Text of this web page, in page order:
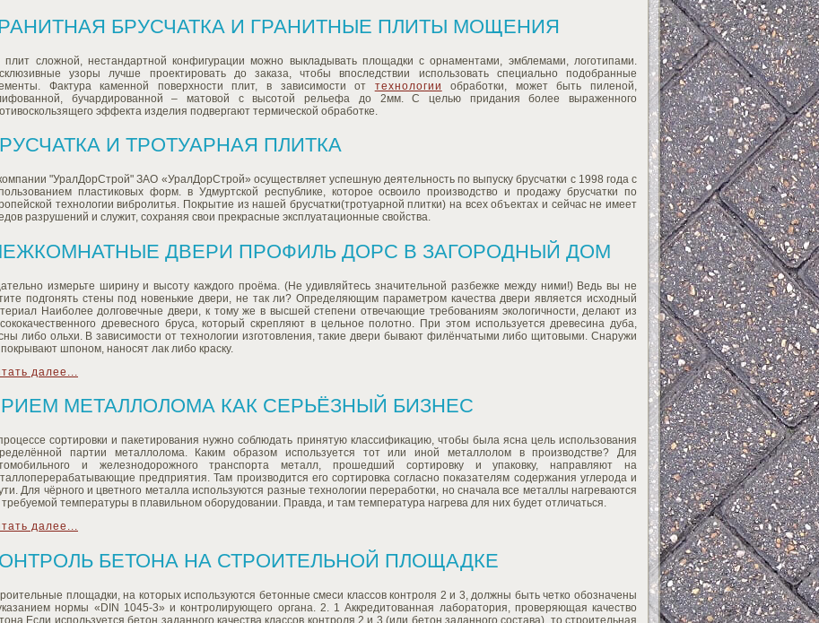
БРУСЧАТКА И ГРАНИТНЫЕ ПЛИТЫ МОЩЕНИЯ
плит сложной, нестандартной конфигурации можно выкладывать площадки с орнаментами, эмблемами, логотипами.
узоры лучше проектировать до заказа, чтобы впоследствии использовать специально подобранные
Фактура каменной поверхности плит, в зависимости от технологии
обработки, может быть пиленой,
бучардированной – матовой с высотой рельефа до 2мм. С целью придания более выраженного
эффекта изделия подвергают термической обработке.
И ТРОТУАРНАЯ ПЛИТКА
"УралДорСтрой" ЗАО «УралДорСтрой» осуществляет успешную деятельность по выпуску брусчатки с 1998 года с
пластиковых форм. в Удмуртской республике, которое освоило производство и продажу брусчатки по
технологии вибролитья. Покрытие из нашей брусчатки(тротуарной плитки) на всех объектах и сейчас не имеет
разрушений и служит, сохраняя свои прекрасные эксплуатационные свойства.
ДВЕРИ ПРОФИЛЬ ДОРС В ЗАГОРОДНЫЙ ДОМ
измерьте ширину и высоту каждого проёма. (Не удивляйтесь значительной разбежке между ними!) Ведь вы не
подгонять стены под новенькие двери, не так ли? Определяющим параметром качества двери является исходный
Наиболее долговечные двери, к тому же в высшей степени отвечающие требованиям экологичности, делают из
древесного бруса, который скрепляют в цельное полотно. При этом используется древесина дуба,
либо ольхи. В зависимости от технологии изготовления, такие двери бывают филёнчатыми либо щитовыми. Снаружи
шпоном, наносят лак либо краску.
далее...
МЕТАЛЛОЛОМА КАК СЕРЬЁЗНЫЙ БИЗНЕС
сортировки и пакетирования нужно соблюдать принятую классификацию, чтобы была ясна цель использования
партии металлолома. Каким образом используется тот или иной металлолом в производстве? Для
и железнодорожного транспорта металл, прошедший сортировку и упаковку, направляют на
предприятия. Там производится его сортировка согласно показателям содержания углерода и
Для чёрного и цветного металла используются разные технологии переработки, но сначала все металлы нагреваются
температуры в плавильном оборудовании. Правда, и там температура нагрева для них будет отличаться.
далее...
БЕТОНА НА СТРОИТЕЛЬНОЙ ПЛОЩАДКЕ
площадки, на которых используются бетонные смеси классов контроля 2 и 3, должны быть четко обозначены
нормы «DIN 1045-3» и контролирующего органа. 2. 1 Аккредитованная лаборатория, проверяющая качество
Если используется бетон заданного качества классов контроля 2 и 3 (или бетон заданного состава), то строительная